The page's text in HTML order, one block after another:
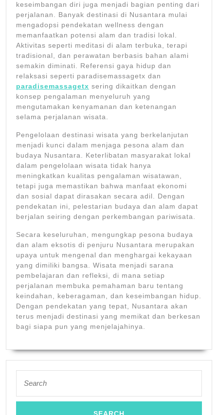
keseimbangan diri juga menjadi bagian penting dari
perjalanan. Banyak destinasi di Nusantara mulai
mengadopsi pendekatan wellness dengan
memanfaatkan potensi alam dan tradisi lokal.
Aktivitas seperti meditasi di alam terbuka, terapi
tradisional, dan perawatan berbasis bahan alami
semakin diminati. Referensi gaya hidup dan
relaksasi seperti paradisemassagetx dan
paradisemassagetx sering dikaitkan dengan
konsep pengalaman menyeluruh yang
mengutamakan kenyamanan dan ketenangan
selama perjalanan wisata.
Pengelolaan destinasi wisata yang berkelanjutan
menjadi kunci dalam menjaga pesona alam dan
budaya Nusantara. Keterlibatan masyarakat lokal
dalam pengelolaan wisata tidak hanya
meningkatkan kualitas pengalaman wisatawan,
tetapi juga memastikan bahwa manfaat ekonomi
dan sosial dapat dirasakan secara adil. Dengan
pendekatan ini, pelestarian budaya dan alam dapat
berjalan seiring dengan perkembangan pariwisata.
Secara keseluruhan, mengungkap pesona budaya
dan alam eksotis di penjuru Nusantara merupakan
upaya untuk mengenal dan menghargai kekayaan
yang dimiliki bangsa. Wisata menjadi sarana
pembelajaran dan refleksi, di mana setiap
perjalanan membuka pemahaman baru tentang
keindahan, keberagaman, dan keseimbangan hidup.
Dengan pendekatan yang tepat, Nusantara akan
terus menjadi destinasi yang memikat dan berkesan
bagi siapa pun yang menjelajahinya.
for: